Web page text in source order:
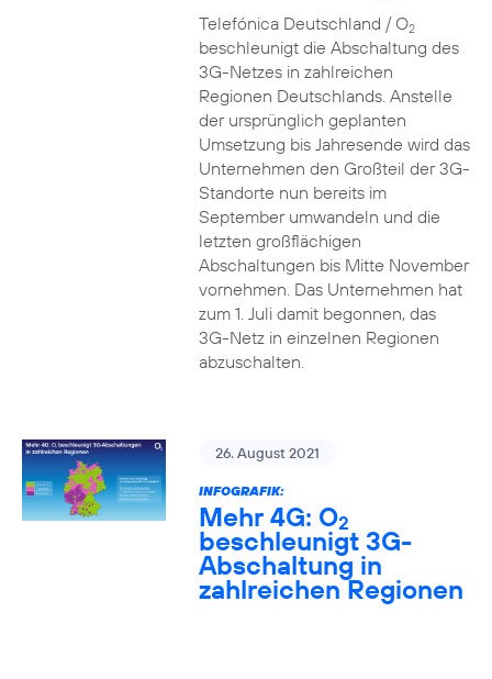
Telefónica Deutschland / O2
beschleunigt die Abschaltung des
3G-Netzes in zahlreichen
Regionen Deutschlands. Anstelle
der ursprünglich geplanten
Umsetzung bis Jahresende wird das
Unternehmen den Großteil der 3G-
Standorte nun bereits im
September umwandeln und die
letzten großflächigen
Abschaltungen bis Mitte November
vornehmen. Das Unternehmen hat
zum 1. Juli damit begonnen, das
3G-Netz in einzelnen Regionen
abzuschalten.
26. August 2021
INFOGRAFIK:
Mehr 4G: O2
beschleunigt 3G-
Abschaltung in
zahlreichen Regionen